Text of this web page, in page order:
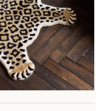
SNELLE
BLIK